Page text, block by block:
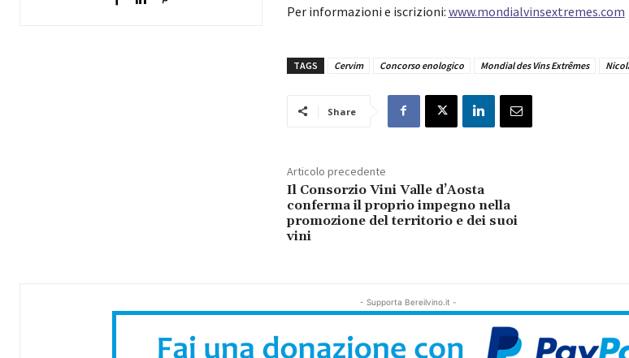
​Per informazioni e iscrizioni: www.mondialvinsextremes.com
TAGS Cervim Concorso enologico Mondial des Vins Extrêmes
Share
Articolo precedente
Il Consorzio Vini Valle d’Aosta
conferma il proprio impegno nella
promozione del territorio e dei suoi
vini
- Supporta Bereilvino.it -